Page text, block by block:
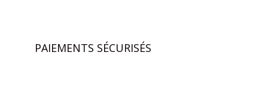
PAIEMENTS SÉCURISÉS